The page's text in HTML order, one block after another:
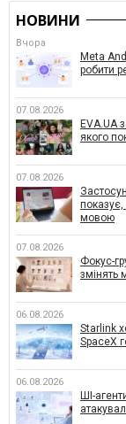
НОВИНИ
Вчора
Meta
робити
07.08.2026
EVA.UA
якого
07.08.2026
мовою
07.08.2026
Фокус-
змінять
06.08.2026
Starlink
SpaceX
06.08.2026
ШІ-